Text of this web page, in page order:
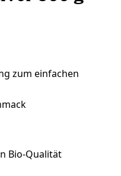
zum einfachen
Bio-Qualität